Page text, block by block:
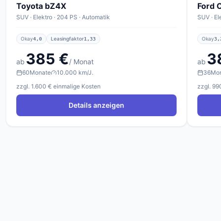
Toyota bZ4X
SUV · Elektro · 204 PS · Automatik
Okay4,0 Leasingfaktor1,33
ab 385 €/ Monat
60Monate
10.000 km/J.
zzgl. 1.600 € einmalige Kosten
Details anzeigen
Ford
SUV ·
Okay
ab
36
zzgl.